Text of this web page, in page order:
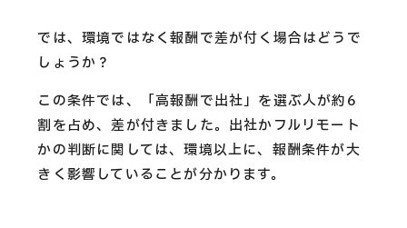
では、環境ではなく報酬で差が付く場合はどうで
しょうか？
この条件では、「高報酬で出社」を選ぶ人が約6
割を占め、差が付きました。出社かフルリモート
かの判断に関しては、環境以上に、報酬条件が大
きく影響していることが分かります。